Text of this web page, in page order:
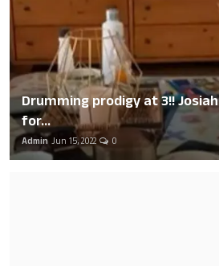
Drumming prodigy at 3!!
for...
Admin Jun 15, 2022 0